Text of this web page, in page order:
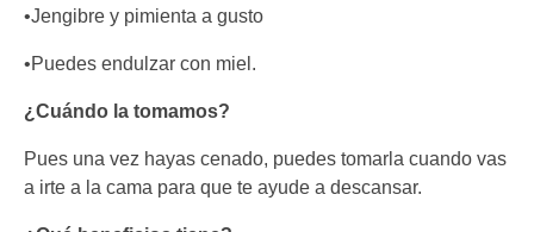
•Jengibre y pimienta a gusto
•Puedes endulzar con miel.
¿Cuándo la tomamos?
Pues una vez hayas cenado, puedes tomarla cuando vas
a irte a la cama para que te ayude a descansar.